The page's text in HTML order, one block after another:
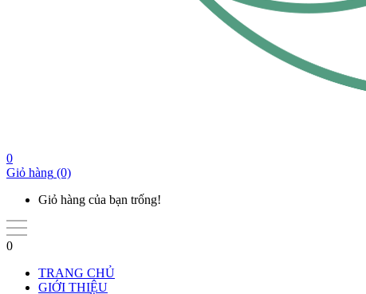
0
Giỏ hàng (0)
Giỏ hàng của bạn trống!
0
TRANG CHỦ
GIỚI THIỆU